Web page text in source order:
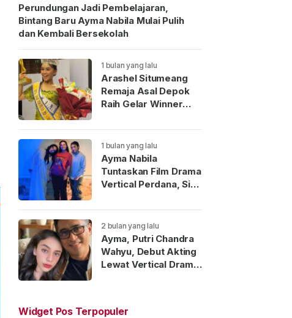
Perundungan Jadi Pembelajaran,
Bintang Baru Ayma Nabila Mulai Pulih
dan Kembali Bersekolah
1 bulan yang lalu
Arashel Situmeang
Remaja Asal Depok
Raih Gelar Winner
1 bulan yang lalu
Ayma Nabila
Tuntaskan Film Drama
Vertical Perdana, Siap
Indonesia
2 bulan yang lalu
Ayma, Putri Chandra
Wahyu, Debut Akting
Lewat Vertical Drama
Widget Pos Terpopuler